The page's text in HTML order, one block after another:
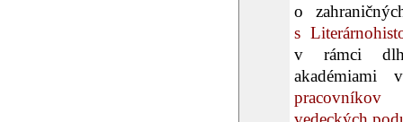
o
s
v rámci
akadémiami
pracovníkov